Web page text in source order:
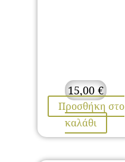
15,00€
Προσθήκη στο
καλάθι